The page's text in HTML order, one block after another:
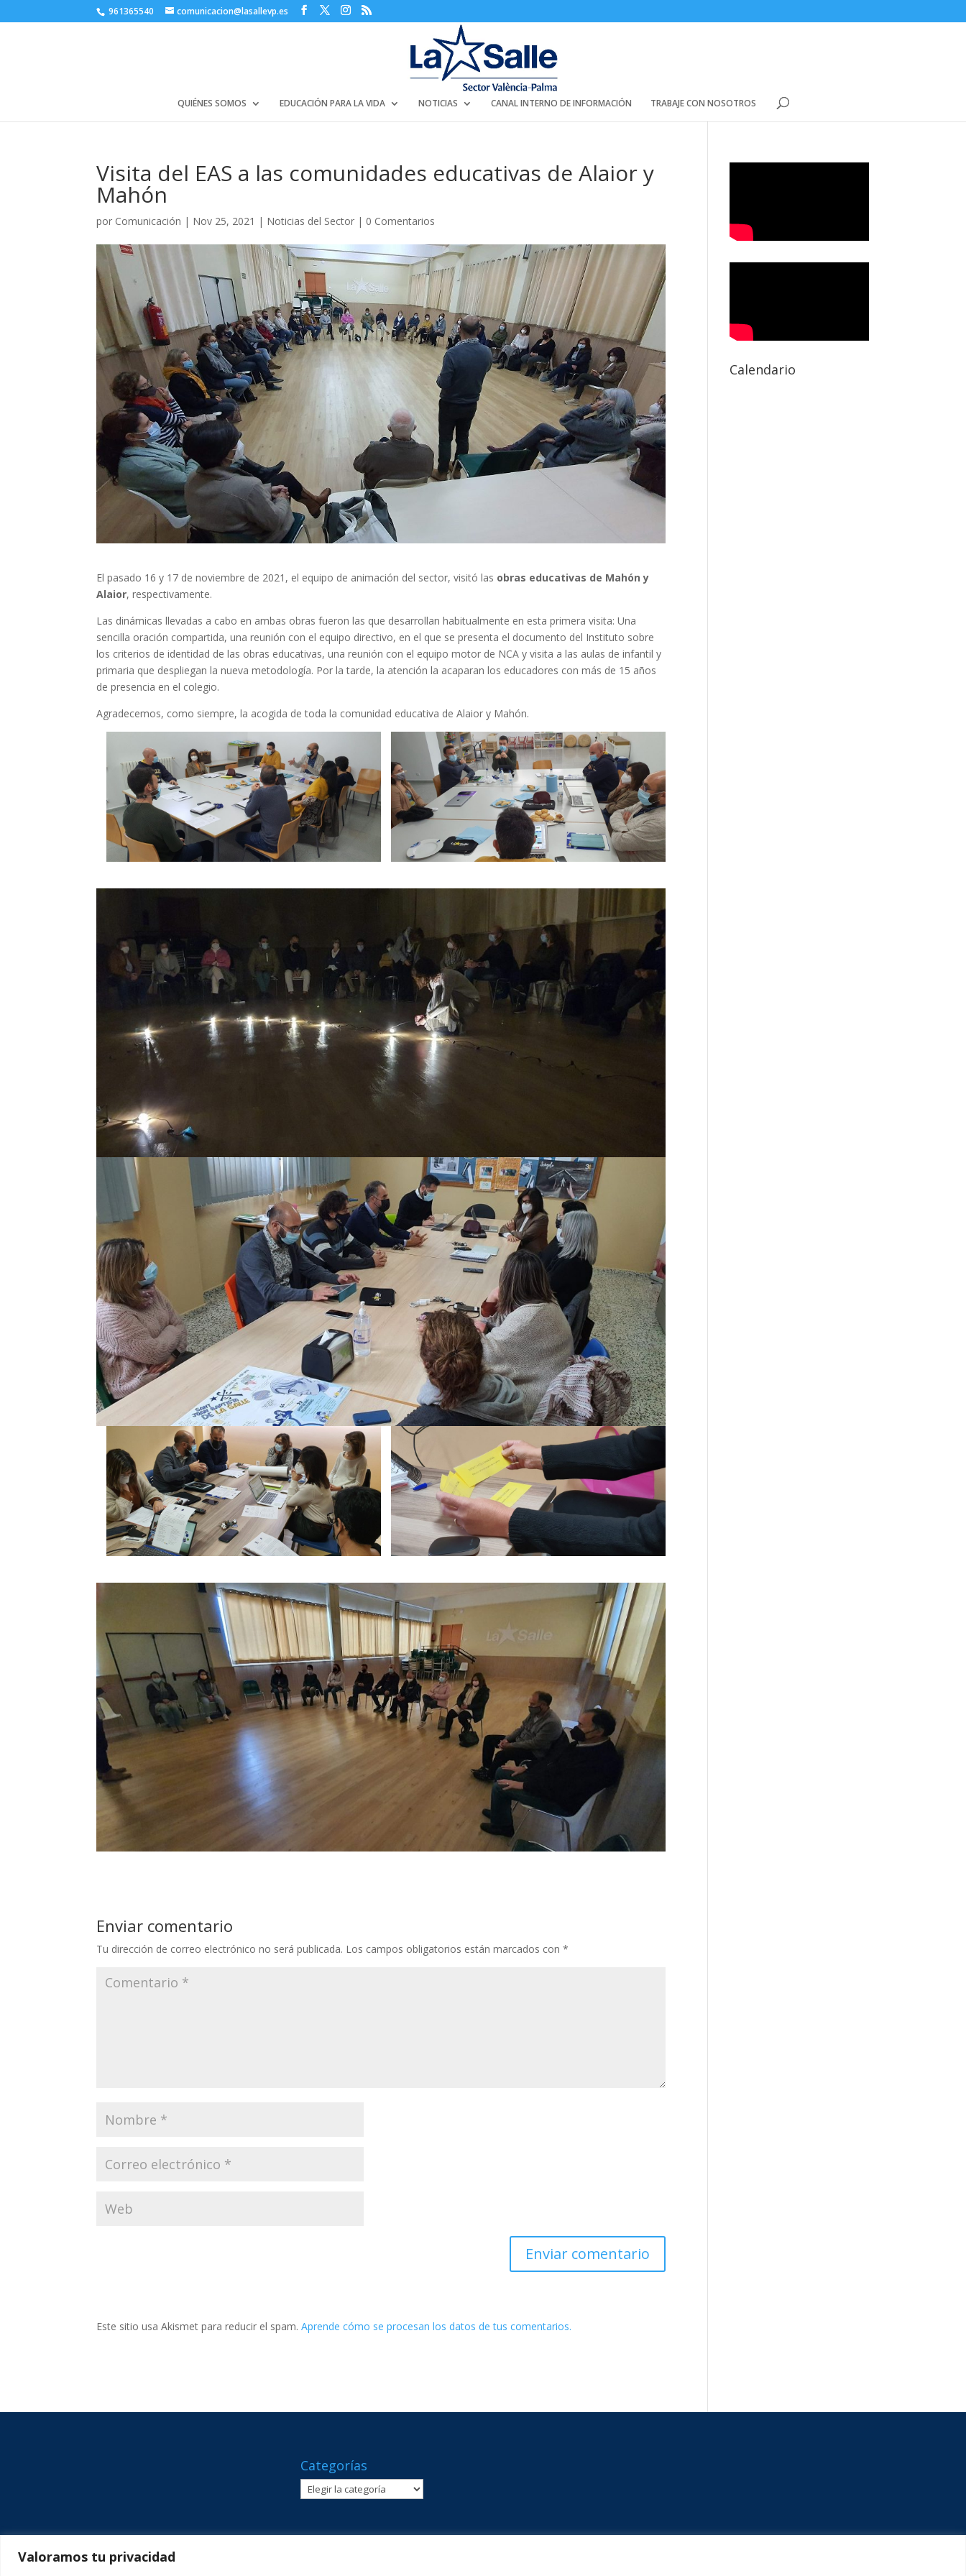
Valoramos tu privacidad
961365540 comunicacion@lasallevp.es
QUIÉNES SOMOS EDUCACIÓN PARA LA VIDA NOTICIAS CANAL INTERNO DE INFORMACIÓN TRABAJE CON NOSOTROS
Visita del EAS a las comunidades educativas de Alaior y
Mahón
por Comunicación | Nov 25, 2021 | Noticias del Sector | 0 Comentarios
El pasado 16 y 17 de noviembre de 2021, el equipo de animación del sector, visitó las obras educativas de Mahón y
Alaior, respectivamente.
Las dinámicas llevadas a cabo en ambas obras fueron las que desarrollan habitualmente en esta primera visita: Una
sencilla oración compartida, una reunión con el equipo directivo, en el que se presenta el documento del Instituto sobre
los criterios de identidad de las obras educativas, una reunión con el equipo motor de NCA y visita a las aulas de infantil y
primaria que despliegan la nueva metodología. Por la tarde, la atención la acaparan los educadores con más de 15 años
de presencia en el colegio.
Agradecemos, como siempre, la acogida de toda la comunidad educativa de Alaior y Mahón.
Enviar comentario
Tu dirección de correo electrónico no será publicada. Los campos obligatorios están marcados con*
Este sitio usa Akismet para reducir el spam.Aprende cómo se procesan los datos de tus comentarios.
Calendario
Categorías
Categorías
C/ Sant Lluís Beltrán, 8 · 46980 · Paterna, València · Telf: 961365540 · comunicacion@lasallevp.es